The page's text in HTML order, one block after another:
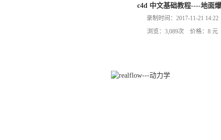
c4d 中文基础教程----地面
录制时间：2017-11-21 14:22
浏览：3,089次 价格：8 元